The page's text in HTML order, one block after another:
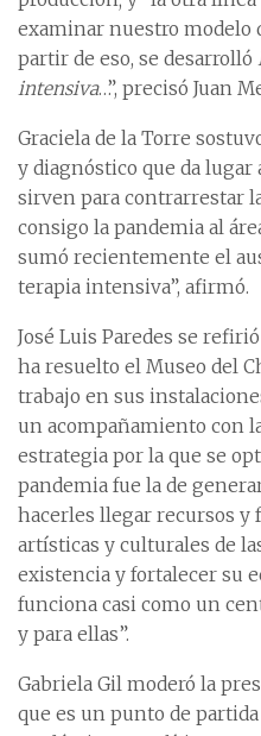
examinar nuestro modelo
partir de eso, se desarrolló
intensiva…”, precisó Juan
Graciela de la Torre
y diagnóstico que da lugar
sirven para contrarrestar
consigo la pandemia al
sumó recientemente el
terapia intensiva”, afirmó.
José Luis Paredes se
ha resuelto el Museo del
trabajo en sus
un acompañamiento con
estrategia por la que se
pandemia fue la de
hacerles llegar recursos y
artísticas y culturales de
existencia y fortalecer su
funciona casi como un
y para ellas”.
Gabriela Gil moderó la
que es un punto de